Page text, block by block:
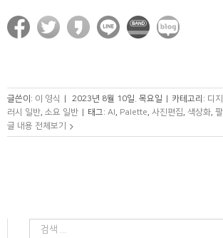
글쓴이: 이 영식 2023년 8월 10일. 목요일 카테고리: 디
러시 일반, 소요 일반 태그: AI , Palette, 사진편집, 색상화,
글 내용 전체보기